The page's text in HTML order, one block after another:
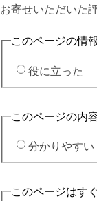
お寄せいただいた
このページの情
役に立った
このページの内
分かりやすい
このページはす